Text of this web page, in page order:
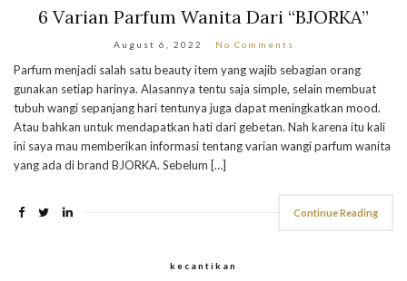
6 Varian Parfum Wanita Dari “BJORKA”
August 6, 2022 No Comments
Parfum menjadi salah satu beauty item yang wajib sebagian orang
gunakan setiap harinya. Alasannya tentu saja simple, selain membuat
tubuh wangi sepanjang hari tentunya juga dapat meningkatkan mood.
Atau bahkan untuk mendapatkan hati dari gebetan. Nah karena itu kali
ini saya mau memberikan informasi tentang varian wangi parfum wanita
yang ada di brand BJORKA. Sebelum […]
Continue Reading
kecantikan